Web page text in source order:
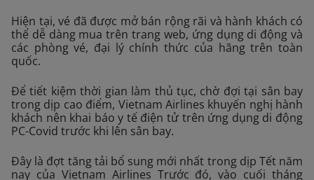
Hiện tại, vé đã được mở bán rộng rãi và hành khách có
thể dễ dàng mua trên trang web, ứng dụng di động và
các phòng vé, đại lý chính thức của hãng trên toàn
quốc.
Để tiết kiệm thời gian làm thủ tục, chờ đợi tại sân bay
trong dịp cao điểm, Vietnam Airlines khuyến nghị hành
khách nên khai báo y tế điện tử trên ứng dụng di động
PC-Covid trước khi lên sân bay.
Đây là đợt tăng tải bổ sung mới nhất trong dịp Tết năm
nay của Vietnam Airlines Trước đó, vào cuối tháng